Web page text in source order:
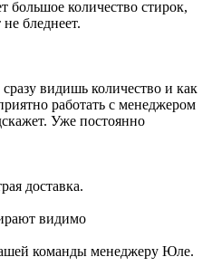
большое количество стирок,
бледнеет.
видишь количество и как
работать с менеджером
Уже постоянно
доставка.
видимо
команды менеджеру Юле.